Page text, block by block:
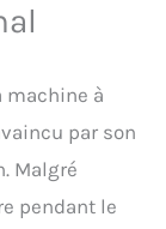
machine à
par son
Malgré
pendant le